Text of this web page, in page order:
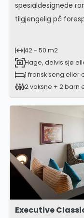
spesialdesignede
tilgjengelig på
42 - 50 m2
Hage, delvis sjø
1 fransk seng eller
2 voksne + 2 barn
Executive